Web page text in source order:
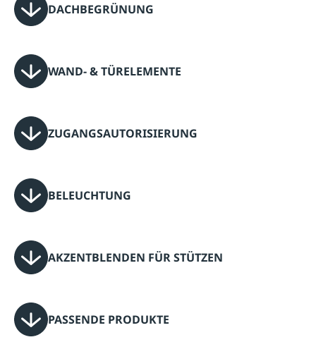
DACHBEGRÜNUNG
WAND- & TÜRELEMENTE
ZUGANGSAUTORISIERUNG
BELEUCHTUNG
AKZENTBLENDEN FÜR STÜTZEN
PASSENDE PRODUKTE